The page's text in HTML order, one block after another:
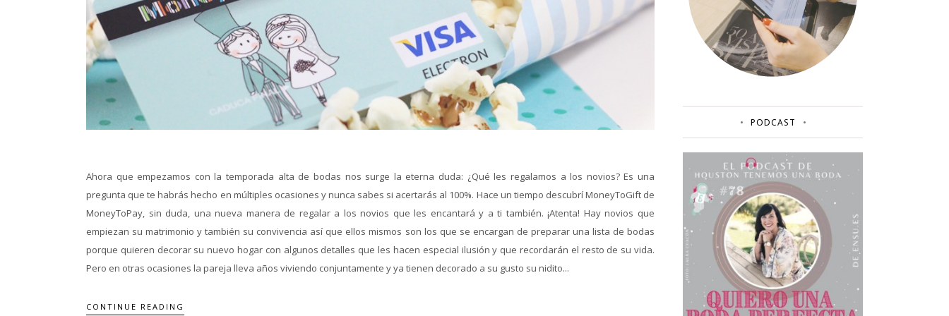
Ahora que empezamos con la temporada alta de bodas nos surge la eterna duda: ¿Qué les regalamos a los novios? Es una
pregunta que te habrás hecho en múltiples ocasiones y nunca sabes si acertarás al 100%. Hace un tiempo descubrí MoneyToGift de
MoneyToPay, sin duda, una nueva manera de regalar a los novios que les encantará y a ti también. ¡Atenta! Hay novios que
empiezan su matrimonio y también su convivencia así que ellos mismos son los que se encargan de preparar una lista de bodas
porque quieren decorar su nuevo hogar con algunos detalles que les hacen especial ilusión y que recordarán el resto de su vida.
Pero en otras ocasiones la pareja lleva años viviendo conjuntamente y ya tienen decorado a su gusto su nidito...
CONTINUE READING
PODCAST